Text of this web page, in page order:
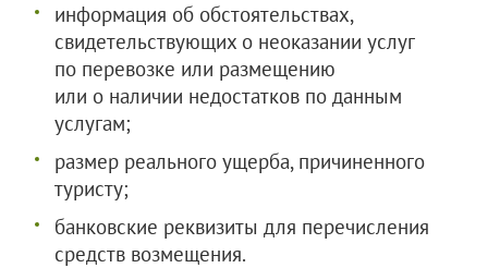
информация об обстоятельствах,
свидетельствующих о неоказании услуг
по перевозке или размещению
или о наличии недостатков по данным
услугам;
размер реального ущерба, причиненного
туристу;
банковские реквизиты для перечисления
средств возмещения.